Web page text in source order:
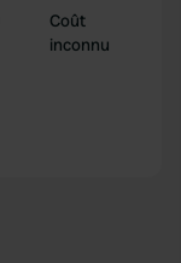
Coût
inconnu